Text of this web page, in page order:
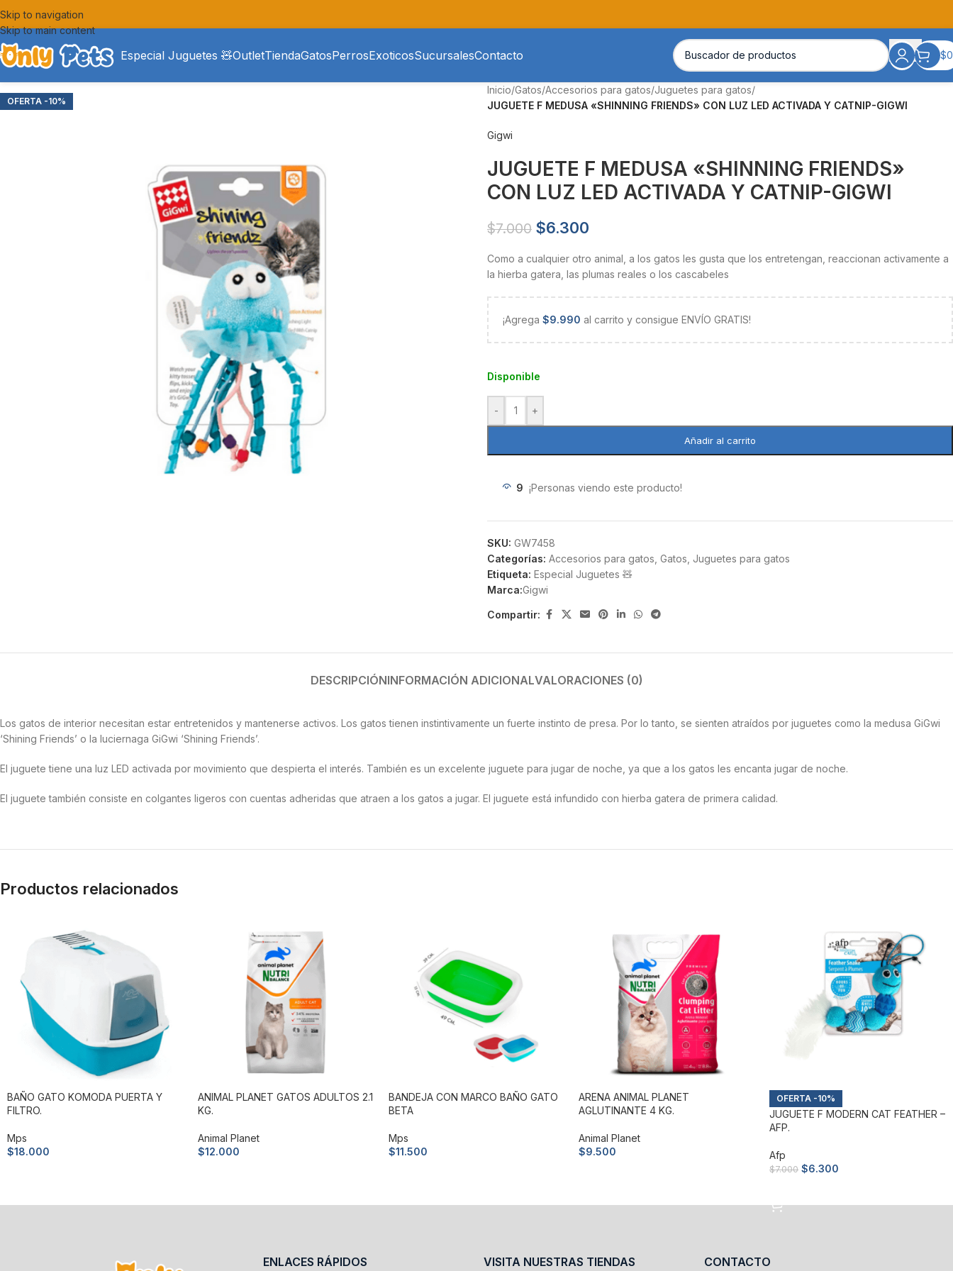
Skip to navigation
Skip to main content
Especial Juguetes 🧸OutletTiendaGatosPerrosExoticosSucursalesContacto $0
-10%
Inicio/Gatos/Accesorios para gatos/Juguetes para gatos/
JUGUETE F MEDUSA «SHINNING FRIENDS» CON LUZ LED ACTIVADA Y CATNIP-GIGWI
Gigwi
JUGUETE F MEDUSA «SHINNING FRIENDS»
CON LUZ LED ACTIVADA Y CATNIP-GIGWI
$7.000 $6.300
Como a cualquier otro animal, a los gatos les gusta que los entretengan, reaccionan activamente a
la hierba gatera, las plumas reales o los cascabeles
¡Agrega $9.990 al carrito y consigue ENVÍO GRATIS!
Disponible
- +
Añadir al carrito
9 ¡Personas viendo este producto!
SKU: GW7458
Categorías: Accesorios para gatos Gatos Juguetes para gatos
Etiqueta: Especial Juguetes 🧸
Marca:Gigwi
Compartir:
DESCRIPCIÓNINFORMACIÓN ADICIONALVALORACIONES (0)
Los gatos de interior necesitan estar entretenidos y mantenerse activos. Los gatos tienen instintivamente un fuerte instinto de presa. Por lo tanto, se sienten atraídos por juguetes como la medusa GiGwi
‘Shining Friends’ o la luciernaga GiGwi ‘Shining Friends’.
El juguete tiene una luz LED activada por movimiento que despierta el interés. También es un excelente juguete para jugar de noche, ya que a los gatos les encanta jugar de noche.
El juguete también consiste en colgantes ligeros con cuentas adheridas que atraen a los gatos a jugar. El juguete está infundido con hierba gatera de primera calidad.
Productos relacionados
BAÑO GATO KOMODA PUERTA Y
FILTRO.
Mps
$18.000
ANIMAL PLANET GATOS ADULTOS 2.1
KG.
Animal Planet
$12.000
BANDEJA CON MARCO BAÑO GATO
BETA
Mps
$11.500
ARENA ANIMAL PLANET
AGLUTINANTE 4 KG.
Animal Planet
$9.500
-10%
JUGUETE F MODERN CAT FEATHER –
AFP.
Afp
$7.000 $6.300
ENLACES RÁPIDOS VISITA NUESTRAS TIENDAS CONTACTO